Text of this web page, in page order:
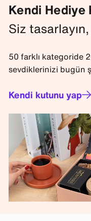
Kendi Hediye
Siz
50 farklı kategoride
sevdiklerinizi bugün
Kendi kutunu yap